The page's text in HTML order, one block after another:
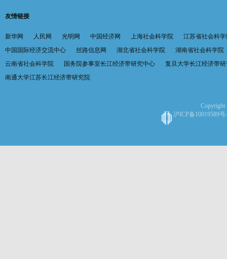
友情链接
新华网 人民网 光明网 中国经济网 上海社会科学院
江苏省社会科
中国国际经济交流中心
丝路信息网 湖北省社会科学院
湖南省社会科学院
云南省社会科学院
国务院参事室长江经济带研究中心
复旦大学长江经济带
南通大学江苏长江经济带研究院
Copyright
沪ICP备10019589